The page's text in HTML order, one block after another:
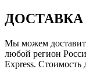
Мы можем
любой регион
Express. Стоимость